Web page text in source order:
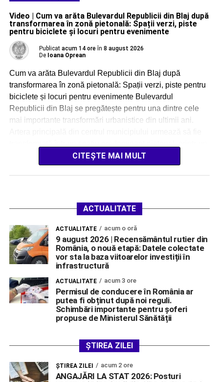
Video | Cum va arăta Bulevardul Republicii din Blaj după
transformarea în zonă pietonală: Spații verzi, piste
pentru biciclete și locuri pentru evenimente
Publicat acum 14 ore în 8 august 2026
De Ioana Oprean
Cum va arăta Bulevardul Republicii din Blaj după
transformarea în zonă pietonală: Spații verzi, piste pentru
biciclete și locuri pentru evenimente Bulevardul
Republicii din Blaj se pregătește pentru una dintre cele
mai importante transformări urbanistice din ultimii ani.
proiect estimat la […]CITEȘTE MAI MULT
ACTUALITATE
ACTUALITATE acum o oră
9 august 2026 | Recensământul rutier din
România, o nouă etapă: Datele colectate
vor sta la baza viitoarelor investiții în
infrastructură
ACTUALITATE acum 3 ore
Permisul de conducere în România ar
putea fi obținut după noi reguli.
Schimbări importante pentru șoferi
propuse de Ministerul Sănătății
ȘTIREA ZILEI
ŞTIREA ZILEI acum 2 ore
ANGAJĂRI LA STAT 2026: Posturi